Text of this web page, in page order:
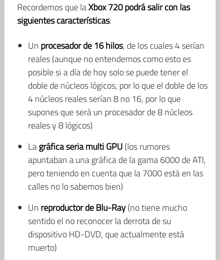
Recordemos que laXbox 720 podrá salir con las
siguientes características:
Un procesador de 16 hilos, de los cuales 4 serían
reales (aunque no entendemos como esto es
posible si a día de hoy solo se puede tener el
doble de núcleos lógicos, por lo que el doble de los
4 núcleos reales serían 8 no 16, por lo que
supones que será un procesador de 8 núcleos
reales y 8 lógicos)
Lagráfica seria multi GPU (los rumores
apuntaban a una gráfica de la gama 6000 de ATI,
pero teniendo en cuenta que la 7000 está en las
calles no lo sabemos bien)
Un reproductor de Blu-Ray(no tiene mucho
sentido el no reconocer la derrota de su
dispositivo HD-DVD, que actualmente está
muerto)